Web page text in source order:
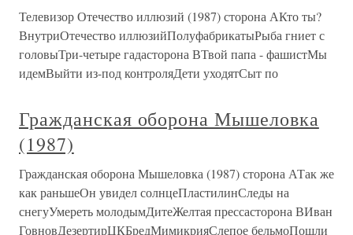
Телевизор Отечество иллюзий (1987) сторона АКто ты?
ВнутриОтечество иллюзийПолуфабрикатыРыба гниет с
головыТри-четыре гадасторона ВТвой папа - фашистМы
идемВыйти из-под контроляДети уходятСыт по
Гражданская оборона Мышеловка
(1987)
Гражданская оборона Мышеловка (1987) сторона АТак же
как раньшеОн увидел солнцеПластилинСледы на
снегуУмереть молодымДитеЖелтая прессасторона ВИван
ГовновДезертирЦКБредМимикрияСлепое бельмоПошли